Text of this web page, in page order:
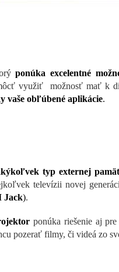
ponúka excelentné
využiť možnosť mať k
vaše obľúbené aplikácie.
typ externej
televízii novej
Jack).
ponúka riešenie aj
pozerať filmy, či videá zo